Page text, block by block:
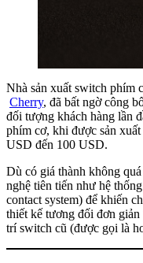
Nhà sản xuất switch phím
Cherry, đã bất ngờ công
đối tượng khách hàng lần
phím cơ, khi được sản
USD đến 100 USD.
Dù có giá thành không
nghệ tiên tiến như hệ
contact system) để khiến
thiết kế tương đối đơn
trí switch cũ (được gọi là